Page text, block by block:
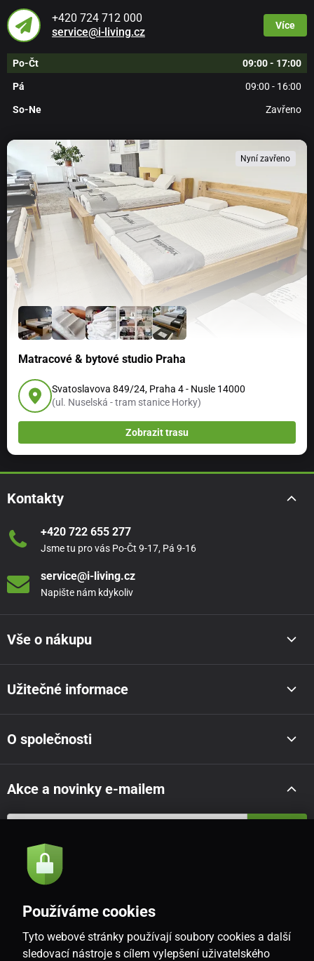
+420 724 712 000
service@i-living.cz
Více
Po-Čt 09:00 - 17:00
Pá 09:00 - 16:00
So-Ne Zavřeno
Nyní zavřeno
Matracové & bytové studio Praha
Svatoslavova 849/24, Praha 4 - Nusle 14000
(ul. Nuselská - tram stanice Horky)
Zobrazit trasu
Kontakty
+420 722 655 277
Jsme tu pro vás Po-Čt 9-17, Pá 9-16
service@i-living.cz
Napište nám kdykoliv
Vše o nákupu
Užitečné informace
O společnosti
Akce a novinky e-mailem
Souhlasím se
CZ
Používáme cookies
Tyto webové stránky používají soubory cookies a další
sledovací nástroje s cílem vylepšení uživatelského